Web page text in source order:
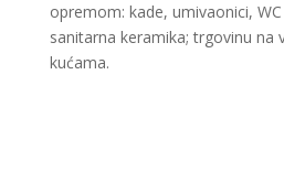
opremom: kade, umivaonici,
sanitarna keramika; trgovinu na
kućama.​